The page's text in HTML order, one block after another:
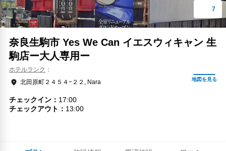
奈良生駒市 Yes We Can イエスウィキャン 生
駒店ー大人専用ー
ホテルランク
北田原町２４５４−２２, Nara
チェックイン
17:00
チェックアウト
13:00